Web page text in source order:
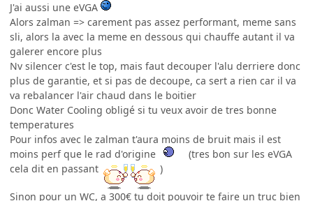
J'ai aussi une eVGA
Alors zalman => carement pas assez performant, meme sans
sli, alors la avec la meme en dessous qui chauffe autant il va
galerer encore plus
Nv silencer c'est le top, mais faut decouper l'alu derriere donc
plus de garantie, et si pas de decoupe, ca sert a rien car il va
va rebalancer l'air chaud dans le boitier
Donc Water Cooling obligé si tu veux avoir de tres bonne
temperatures
Pour infos avec le zalman t'aura moins de bruit mais il est
moins perf que le rad d'origine
(tres bon sur les eVGA
cela dit en passant
)
Sinon pour un WC, a 300€ tu doit pouvoir te faire un truc bien